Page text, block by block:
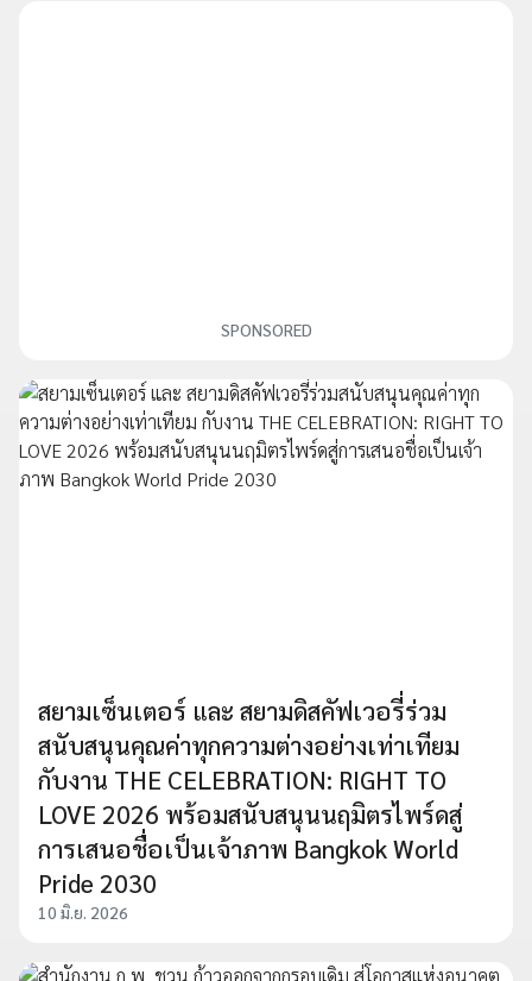
SPONSORED
สยามเซ็นเตอร์ และ สยามดิสคัฟเวอรี่ร่วม
สนับสนุนคุณค่าทุกความต่างอย่างเท่าเทียม
กับงาน THE CELEBRATION: RIGHT TO
LOVE 2026 พร้อมสนับสนุนนฤมิตรไพร์ดสู่
การเสนอชื่อเป็นเจ้าภาพ Bangkok World
Pride 2030
10 มิ.ย. 2026